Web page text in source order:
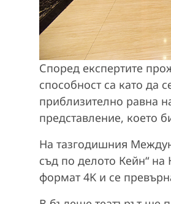
Според експертите
способност са като да
приблизително равна
представление, което
На тазгодишния
съд по делото Кейн“
формат 4K и се